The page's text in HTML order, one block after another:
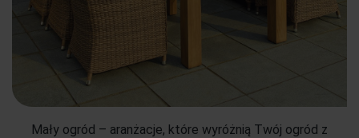
Mały ogród – aranżacje, które wyróżnią Twój ogród z